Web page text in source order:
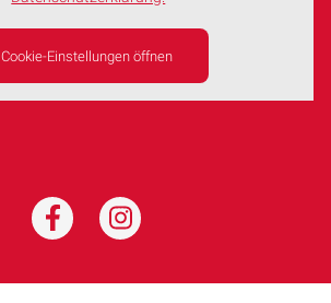
Cookie-Einstellungen öffnen